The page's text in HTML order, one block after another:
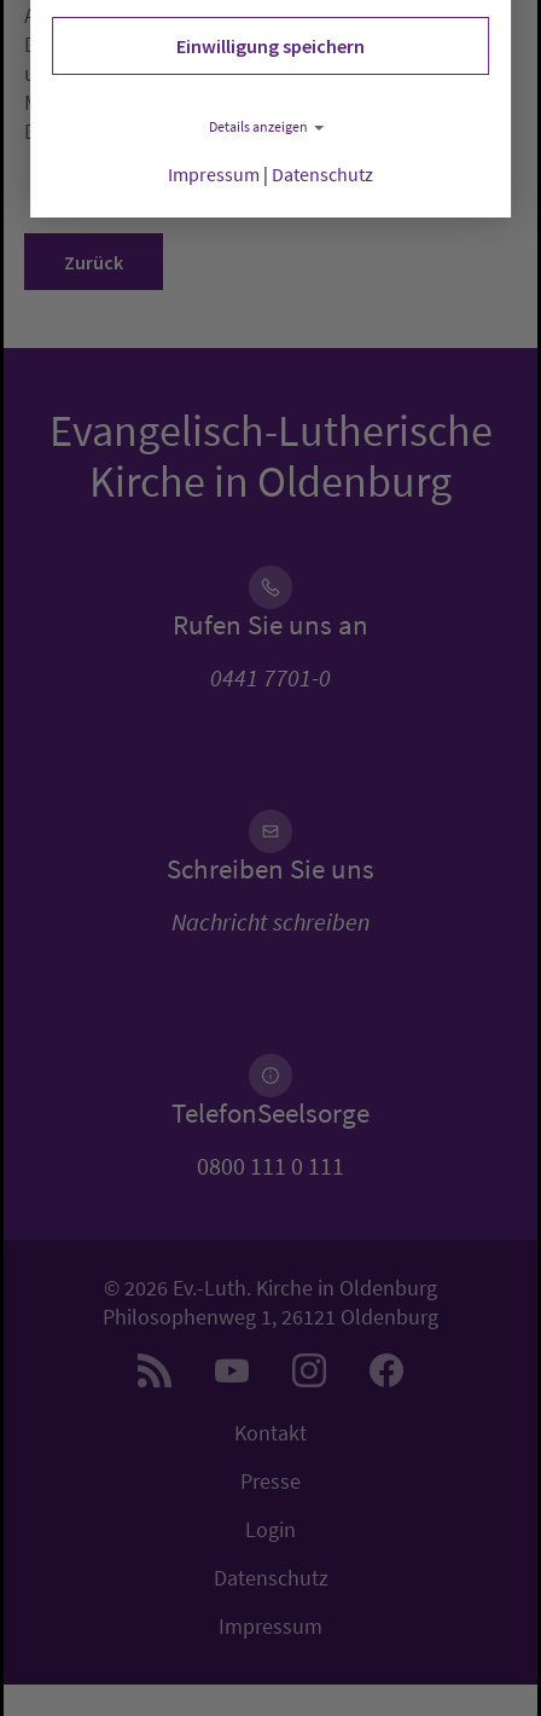
Aktionsplan muss alle diese unterschiedlichen
Dimensionen der fehlenden Teilhabe berücksichtigen
und Perspektiven schaffen.» Der Verein für Innere
Mission gehört zur evangelischen Kirche und ihrer
Diakonie.
Zurück
Evangelisch-Lutherische
Kirche in Oldenburg
Rufen Sie uns an
0441 7701-0
Schreiben Sie uns
Nachricht schreiben
TelefonSeelsorge
0800 111 0 111
© 2026 Ev.-Luth. Kirche in Oldenburg
Philosophenweg 1, 26121 Oldenburg
Kontakt
Presse
Login
Datenschutz
Impressum
Einwilligung speichern
Details anzeigen
Impressum | Datenschutz